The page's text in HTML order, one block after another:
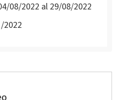
08/2022 al 29/08/2022
2022